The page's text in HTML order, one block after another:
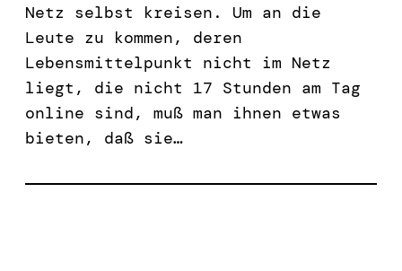
Netz selbst kreisen. Um an die
Leute zu kommen, deren
Lebensmittelpunkt nicht im Netz
liegt, die nicht 17 Stunden am Tag
online sind, muß man ihnen etwas
bieten, daß sie…